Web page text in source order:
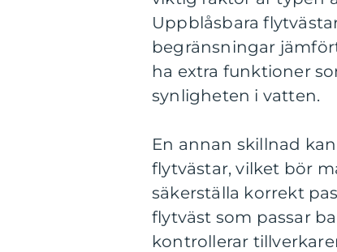
Uppblåsbara
begränsningar
ha extra funktioner
synligheten i vatten.
En annan skillnad
flytvästar, vilket bör
säkerställa korrekt
flytväst som passar
kontrollerar